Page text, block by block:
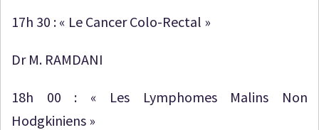
17h 30 : « Le Cancer Colo-Rectal »
Dr M. RAMDANI
18h 00 : « Les Lymphomes Malins Non
Hodgkiniens »